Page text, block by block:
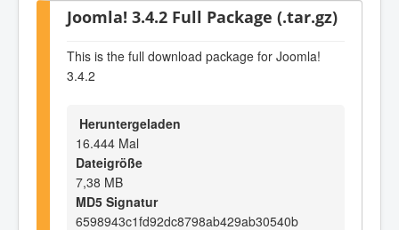
Joomla! 3.4.2 Full Package (.tar.gz)
This is the full download package for Joomla!
3.4.2
Heruntergeladen
16.444 Mal
Dateigröße
7,38 MB
MD5 Signatur
6598943c1fd92dc8798ab429ab30540b